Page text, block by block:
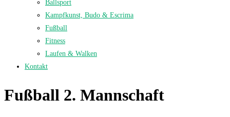
Ballsport
Kampfkunst, Budo & Escrima
Fußball
Fitness
Laufen & Walken
Kontakt
Fußball 2. Mannschaft